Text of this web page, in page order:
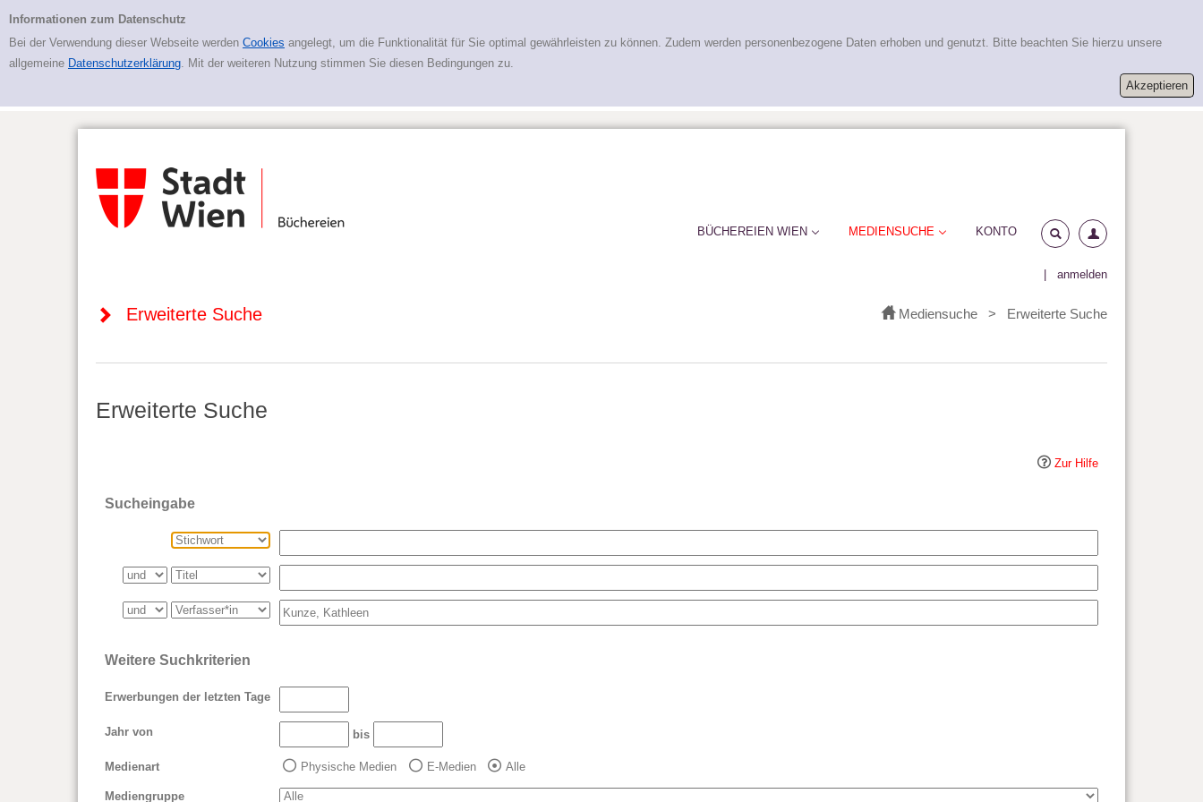
Erweiterte Suche
Informationen zum Datenschutz
Bei der Verwendung dieser Webseite werden Cookies angelegt, um die Funktionalität für Sie optimal gewährleisten zu können. Zudem werden personenbezogene Daten erhoben und genutzt. Bitte beachten Sie hierzu unsere
allgemeine Datenschutzerklärung. Mit der weiteren Nutzung stimmen Sie diesen Bedingungen zu.
anmelden
BÜCHEREIEN WIEN MEDIENSUCHE KONTO
Erweiterte Suche Mediensuche > Erweiterte Suche
Erweiterte Suche
Zur Hilfe
Sucheingabe
Weitere Suchkriterien
Erwerbungen der letzten Tage
Jahr von bis
Medienart Physische Medien E-Medien Alle
Mediengruppe